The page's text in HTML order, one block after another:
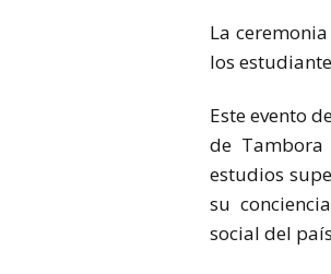
La
los
Este evento
de
estudios
su
social del